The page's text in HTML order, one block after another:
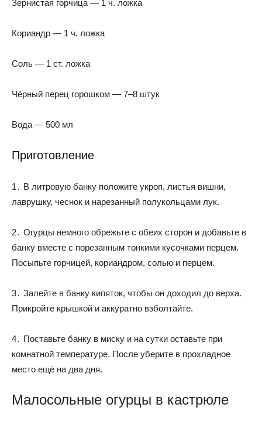
Зернистая горчица — 1 ч. ложка
Кориандр — 1 ч. ложка
Соль — 1 ст. ложка
Чёрный перец горошком — 7–8 штук
Вода — 500 мл
Приготовление
1․ В литровую банку положите укроп, листья вишни,
лаврушку, чеснок и нарезанный полукольцами лук.
2․ Огурцы немного обрежьте с обеих сторон и добавьте в
банку вместе с порезанным тонкими кусочками перцем.
Посыпьте горчицей, кориандром, солью и перцем.
3․ Залейте в банку кипяток, чтобы он доходил до верха.
Прикройте крышкой и аккуратно взболтайте.
4․ Поставьте банку в миску и на сутки оставьте при
комнатной температуре. После уберите в прохладное
место ещё на два дня.
Малосольные огурцы в кастрюле